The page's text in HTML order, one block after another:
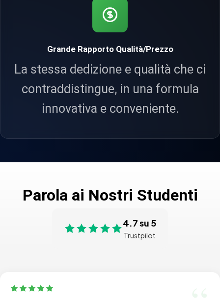
Grande Rapporto Qualità/Prezzo
La stessa dedizione e qualità che ci
contraddistingue, in una formula
innovativa e conveniente.
Parola ai Nostri Studenti
4.7 su 5
Trustpilot